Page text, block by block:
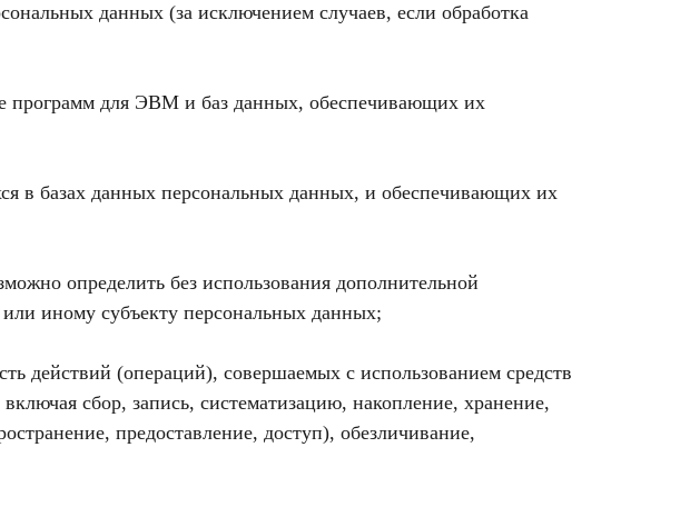
данных (за исключением случаев, если обработка
программ для ЭВМ и баз данных, обеспечивающих их
в базах данных персональных данных, и обеспечивающих их
определить без использования дополнительной
иному субъекту персональных данных;
действий (операций), совершаемых с использованием средств
сбор, запись, систематизацию, накопление, хранение,
предоставление, доступ), обезличивание,